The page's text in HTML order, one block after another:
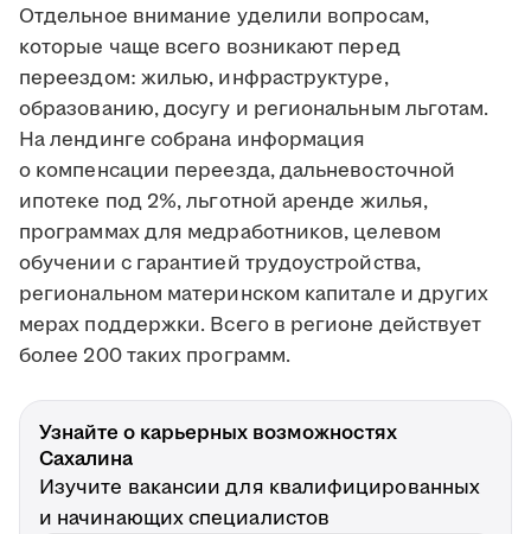
Отдельное внимание уделили вопросам,
которые чаще всего возникают перед
переездом: жилью, инфраструктуре,
образованию, досугу и региональным льготам.
На лендинге собрана информация
о компенсации переезда, дальневосточной
ипотеке под 2%, льготной аренде жилья,
программах для медработников, целевом
обучении с гарантией трудоустройства,
региональном материнском капитале и других
мерах поддержки. Всего в регионе действует
более 200 таких программ.
Узнайте о карьерных возможностях
Сахалина
Изучите вакансии для квалифицированных
и начинающих специалистов